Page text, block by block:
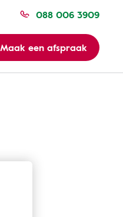
088 006 3909
Maak een afspraak